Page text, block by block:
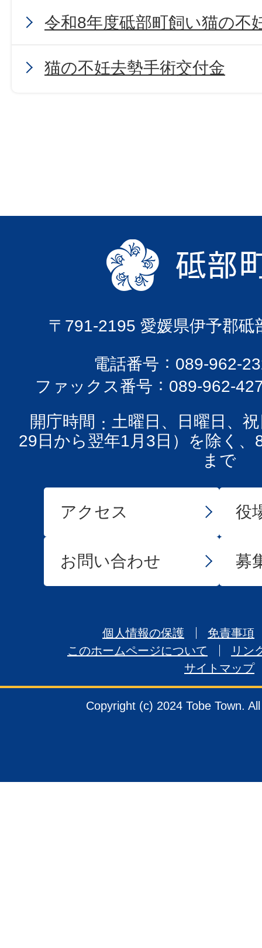
令和8年度砥部町飼い猫の不
猫の不妊去勢手術交付金
〒791-2195 愛媛県伊予郡砥
電話番号
089-962-
ファックス番号
089-962-
開庁時間
土曜日、日曜日、
29日から翌年1月3日）を除く、
まで
アクセス 役
お問い合わせ 募
個人情報の保護
免責事項
このホームページについて
リン
サイトマップ
Copyright (c) 2024 Tobe Town.